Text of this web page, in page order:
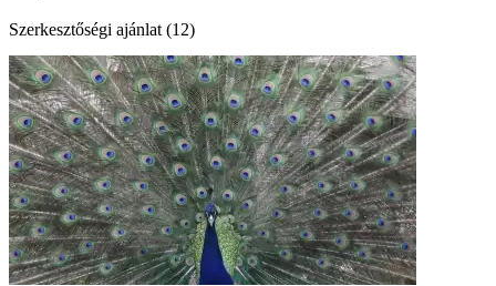
Szerkesztőségi ajánlat (12)